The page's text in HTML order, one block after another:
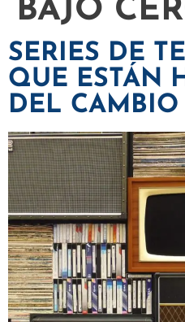
BAJO
SERIES DE
QUE ESTÁN
DEL